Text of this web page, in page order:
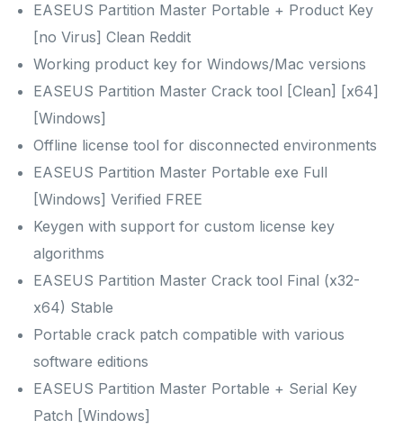
EASEUS Partition Master Portable + Product Key
[no Virus] Clean Reddit
Working product key for Windows/Mac versions
EASEUS Partition Master Crack tool [Clean] [x64]
[Windows]
Offline license tool for disconnected environments
EASEUS Partition Master Portable exe Full
[Windows] Verified FREE
Keygen with support for custom license key
algorithms
EASEUS Partition Master Crack tool Final (x32-
x64) Stable
Portable crack patch compatible with various
software editions
EASEUS Partition Master Portable + Serial Key
Patch [Windows]